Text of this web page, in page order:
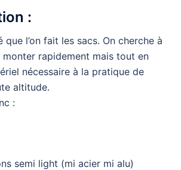
:
que l’on fait les sacs. On cherche à
rapidement mais tout en
nécessaire à la pratique de
altitude.
:
semi light (mi acier mi alu)